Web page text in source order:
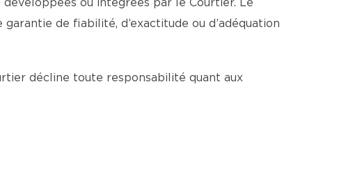
ou intégrées par le Courtier. Le
de fiabilité, d’exactitude ou d’adéquation
décline toute responsabilité quant aux